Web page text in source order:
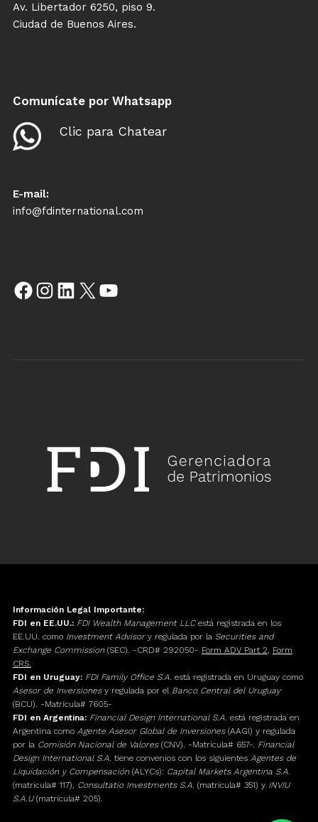
Av. Libertador 6250, piso 9.
Ciudad de Buenos Aires.
Comunícate por Whatsapp
Clic para Chatear
E-mail:
info@fdinternational.com
Información Legal Importante:
FDI en EE.UU.: FDI Wealth Management LLCestá registrada en los
EE.UU. como Investment Advisory regulada por la Securities and
Exchange Commission(SEC). -CRD# 292050- Form ADV Part 2
Form
CRS.
FDI en Uruguay: FDI Family Office S.A. está registrada en Uruguay como
Asesor de Inversionesy regulada por el Banco Central del Uruguay
(BCU). -Matrícula# 7605-
FDI en Argentina: Financial Design International S.A. está registrada en
Argentina como Agente Asesor Global de Inversiones(AAGI) y regulada
por la Comisión Nacional de Valores(CNV). -Matrícula# 657-. Financial
Design International S.A. tiene convenios con los siguientes Agentes de
Liquidación y Compensación(ALYCs): Capital Markets Argentina S.A.
(matrícula# 117), Consultatio Investments S.A. (matrícula# 351) y INVIU
S.A.U(matrícula# 205).